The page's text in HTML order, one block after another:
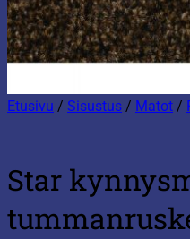
Etusivu / Sisustus / Matot /
Star